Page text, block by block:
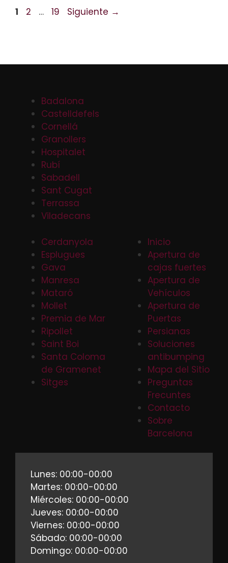
Página
1 Página
2 … Página
19 Siguiente →
Badalona
Castelldefels
Cornellá
Granollers
Hospitalet
Rubí
Sabadell
Sant Cugat
Terrassa
Viladecans
Cerdanyola
Esplugues
Gava
Manresa
Mataró
Mollet
Premia de Mar
Ripollet
Saint Boi
Santa Coloma
de Gramenet
Sitges
Inicio
Apertura de
cajas fuertes
Apertura de
Vehículos
Apertura de
Puertas
Persianas
Soluciones
antibumping
Mapa del Sitio
Preguntas
Frecuntes
Contacto
Sobre
Barcelona
Lunes: 00:00-00:00
Martes: 00:00-00:00
Miércoles: 00:00-00:00
Jueves: 00:00-00:00
Viernes: 00:00-00:00
Sábado: 00:00-00:00
Domingo: 00:00-00:00